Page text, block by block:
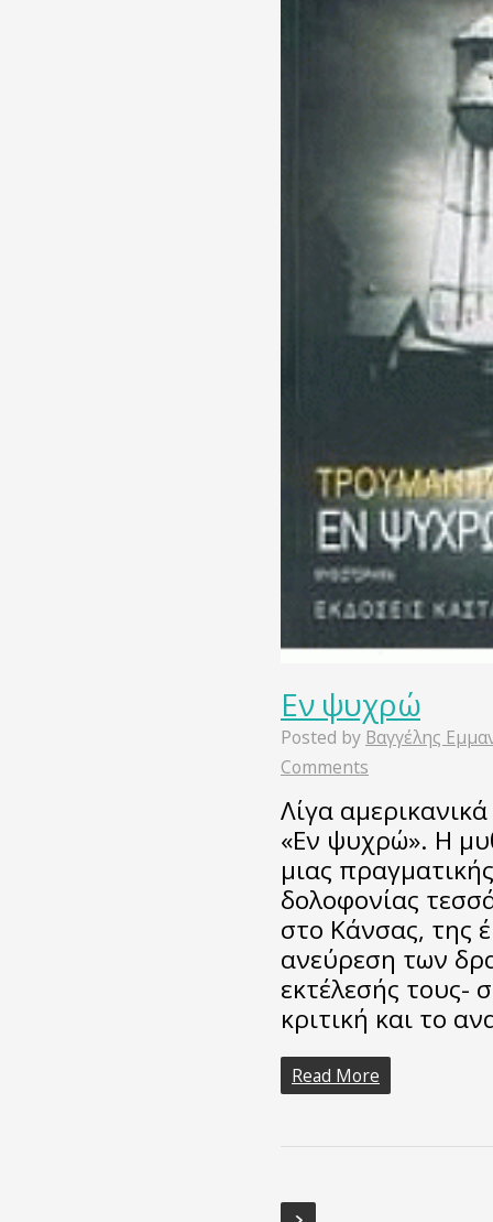
Εν ψυχρώ
Posted by Βαγγέλης
Comments
Λίγα
«Εν ψυχρώ». H
μιας
δολοφονίας
στο Κάνσας, της
ανεύρεση των
εκτέλεσής
κριτική και το
Read More